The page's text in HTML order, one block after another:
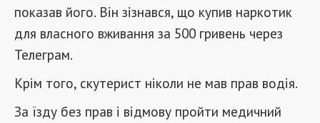
показав його. Він зізнався, що купив наркотик
для власного вживання за 500 гривень через
Телеграм.
Крім того, скутерист ніколи не мав прав водія.
За їзду без прав і відмову пройти медичний